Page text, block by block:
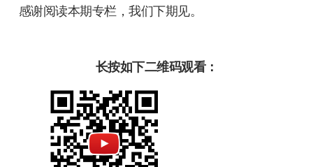
感谢阅读本期专栏，我们下期见。
长按如下二维码观看：